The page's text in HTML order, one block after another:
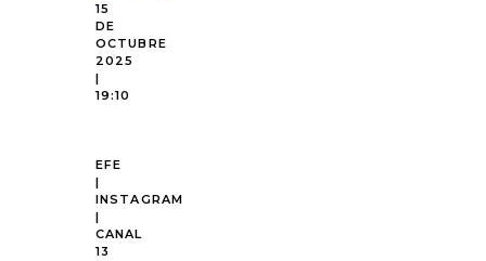
15
DE
OCTUBRE
2025
|
19:10
EFE
|
INSTAGRAM
|
CANAL
13